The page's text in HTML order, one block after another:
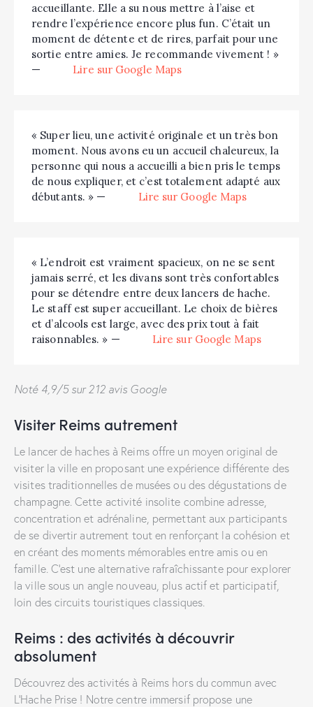
accueillante. Elle a su nous mettre à l’aise et
rendre l’expérience encore plus fun. C’était un
moment de détente et de rires, parfait pour une
sortie entre amies. Je recommande vivement ! »
—
Lire sur Google Maps
« Super lieu, une activité originale et un très bon
moment. Nous avons eu un accueil chaleureux, la
personne qui nous a accueilli a bien pris le temps
de nous expliquer, et c’est totalement adapté aux
débutants. » —
Lire sur Google Maps
« L’endroit est vraiment spacieux, on ne se sent
jamais serré, et les divans sont très confortables
pour se détendre entre deux lancers de hache.
Le staff est super accueillant. Le choix de bières
et d’alcools est large, avec des prix tout à fait
raisonnables. » —
Lire sur Google Maps
Noté 4,9/5 sur 212 avis Google
Visiter Reims autrement
Le lancer de haches à Reims offre un moyen original de
visiter la ville en proposant une expérience différente des
visites traditionnelles de musées ou des dégustations de
champagne. Cette activité insolite combine adresse,
concentration et adrénaline, permettant aux participants
de se divertir autrement tout en renforçant la cohésion et
en créant des moments mémorables entre amis ou en
famille. C’est une alternative rafraîchissante pour explorer
la ville sous un angle nouveau, plus actif et participatif,
loin des circuits touristiques classiques.
Reims : des activités à découvrir
absolument
Découvrez des activités à Reims hors du commun avec
L’Hache Prise ! Notre centre immersif propose une